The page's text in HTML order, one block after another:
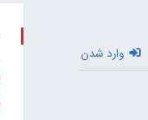
وارد شدن